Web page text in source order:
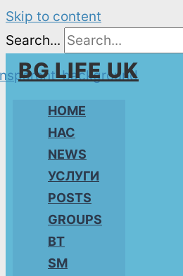
Skip to content
Search...
BG LIFE UK
HOME
НАС
NEWS
УСЛУГИ
POSTS
GROUPS
BT
SM